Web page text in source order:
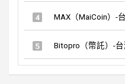
MAX（MaiCoin）-
Bitopro（幣託）-